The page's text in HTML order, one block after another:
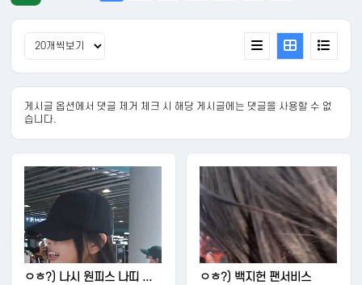
게시글 옵션에서 댓글 제거 체크 시 해당 게시글에는 댓글을 사용할 수 없
습니다.
ㅇㅎ?) 나시 원피스 나띠 ... ㅇㅎ?) 백지헌 팬서비스